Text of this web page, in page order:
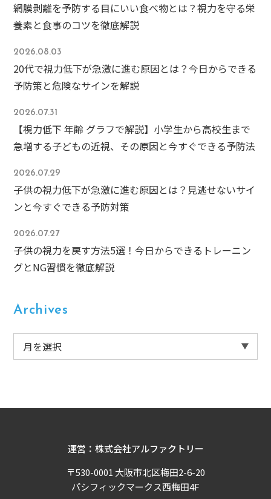
網膜剥離を予防する目にいい食べ物とは？視力を守る栄
養素と食事のコツを徹底解説
2026.08.03
20代で視力低下が急激に進む原因とは？今日からできる
予防策と危険なサインを解説
2026.07.31
【視力低下 年齢 グラフで解説】小学生から高校生まで
急増する子どもの近視、その原因と今すぐできる予防法
2026.07.29
子供の視力低下が急激に進む原因とは？見逃せないサイ
ンと今すぐできる予防対策
2026.07.27
子供の視力を戻す方法5選！今日からできるトレーニン
グとNG習慣を徹底解説
Archives
運営：株式会社アルファクトリー
〒530-0001 大阪市北区梅田2-6-20
パシフィックマークス西梅田4F